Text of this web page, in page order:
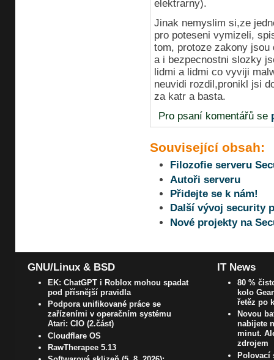
elektrarny).
Jinak nemyslim si,ze
pro poteseni vymizeli,
tom, protoze zakony jsou
a i bezpecnostni slozky
lidmi a lidmi co vyviji
neuvidi rozdil,pronikl jsi
za katr a basta.
Pro psaní komentářů se
Související obsah:
Filozofie serveru
Autoři serveru
Přidejte se k nám!
Další vývoj security
Nové projekty na
GNU/Linux & BSD
EK: ChatGPT i Roblox mohou spadat
pod přísnější pravidla
Podpora unifikované práce se
zařízeními v operačním systému
Atari: CIO (2.část)
Cloudflare OS
RawTherapee 5.13
IT News
80 %
kolo
řetěz po
Novou
nabijete
minut.
zdrojem
Polovací